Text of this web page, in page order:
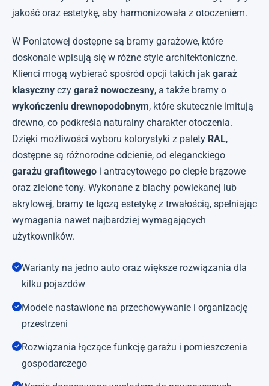
jakość oraz estetykę, aby harmonizowała z otoczeniem.
W Poniatowej dostępne są bramy garażowe, które
doskonale wpisują się w różne style architektoniczne.
Klienci mogą wybierać spośród opcji takich jak garaż
klasyczny czy garaż nowoczesny, a także bramy o
wykończeniu drewnopodobnym, które skutecznie imitują
drewno, co podkreśla naturalny charakter otoczenia.
Dzięki możliwości wyboru kolorystyki z palety RAL,
dostępne są różnorodne odcienie, od eleganckiego
garażu grafitowego i antracytowego po ciepłe brązowe
oraz zielone tony. Wykonane z blachy powlekanej lub
akrylowej, bramy te łączą estetykę z trwałością, spełniając
wymagania nawet najbardziej wymagających
użytkowników.
Warianty na jedno auto oraz większe rozwiązania dla
kilku pojazdów
Modele nastawione na przechowywanie i organizację
przestrzeni
Rozwiązania łączące funkcję garażu i pomieszczenia
gospodarczego